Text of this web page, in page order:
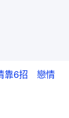
靠6招 戀情